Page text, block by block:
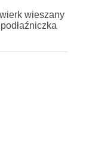
wieszany